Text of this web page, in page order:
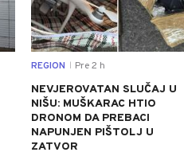
REGION Pre 2 h
NEVJEROVATAN SLUČAJ U
NIŠU: MUŠKARAC HTIO
DRONOM DA PREBACI
NAPUNJEN PIŠTOLJ U
ZATVOR